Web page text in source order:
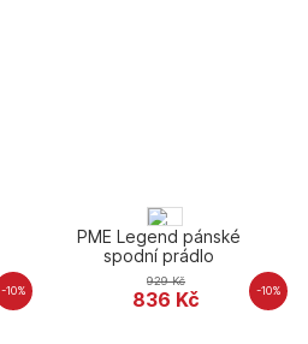
-10%
PME Legend pánské
spodní prádlo
PUW2508951-8039
836 Kč
929Kč
-10%